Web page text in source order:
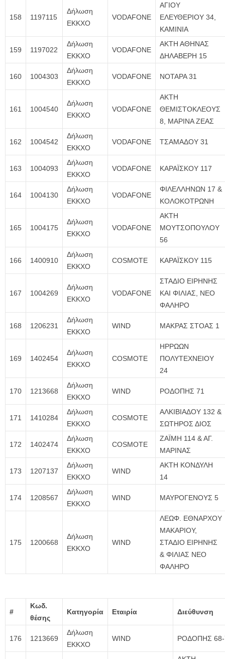
158 1197115
Δήλωση
ΕΚΚΧΟ
VODAFONE
ΑΓΙΟΥ
ΕΛΕΥΘΕΡΙΟΥ 34,
ΚΑΜΙΝΙΑ
159 1197022
Δήλωση
ΕΚΚΧΟ
VODAFONE
ΑΚΤΗ ΑΘΗΝΑΣ
ΔΗΛΑΒΕΡΗ 15
160 1004303
Δήλωση
ΕΚΚΧΟ
VODAFONE ΝΟΤΑΡΑ 31
161 1004540
Δήλωση
ΕΚΚΧΟ
VODAFONE
ΑΚΤΗ
ΘΕΜΙΣΤΟΚΛΕΟΥΣ
8, ΜΑΡΙΝΑ ΖΕΑΣ
162 1004542
Δήλωση
ΕΚΚΧΟ
VODAFONE ΤΣΑΜΑΔΟΥ 31
163 1004093
Δήλωση
ΕΚΚΧΟ
VODAFONE ΚΑΡΑΪΣΚΟΥ 117
164 1004130
Δήλωση
ΕΚΚΧΟ
VODAFONE
ΦΙΛΕΛΛΗΝΩΝ 17 &
ΚΟΛΟΚΟΤΡΩΝΗ
165 1004175
Δήλωση
ΕΚΚΧΟ
VODAFONE
ΑΚΤΗ
ΜΟΥΤΣΟΠΟΥΛΟΥ
56
166 1400910
Δήλωση
ΕΚΚΧΟ
COSMOTE ΚΑΡΑΪΣΚΟΥ 115
167 1004269
Δήλωση
ΕΚΚΧΟ
VODAFONE
ΣΤΑΔΙΟ ΕΙΡΗΝΗΣ
ΚΑΙ ΦΙΛΙΑΣ, ΝΕΟ
ΦΑΛΗΡΟ
168 1206231
Δήλωση
ΕΚΚΧΟ
WIND ΜΑΚΡΑΣ ΣΤΟΑΣ 1
169 1402454
Δήλωση
ΕΚΚΧΟ
COSMOTE
ΗΡΡΩΩΝ
ΠΟΛΥΤΕΧΝΕΙΟΥ
24
170 1213668
Δήλωση
ΕΚΚΧΟ
WIND ΡΟΔΟΠΗΣ 71
171 1410284
Δήλωση
ΕΚΚΧΟ
COSMOTE
ΑΛΚΙΒΙΑΔΟΥ 132 &
ΣΩΤΗΡΟΣ ΔΙΟΣ
172 1402474
Δήλωση
ΕΚΚΧΟ
COSMOTE
ΖΑΪΜΗ 114 & ΑΓ.
ΜΑΡΙΝΑΣ
173 1207137
Δήλωση
ΕΚΚΧΟ
WIND
ΑΚΤΗ ΚΟΝΔΥΛΗ
14
174 1208567
Δήλωση
ΕΚΚΧΟ
WIND ΜΑΥΡΟΓΕΝΟΥΣ 5
175 1200668
Δήλωση
ΕΚΚΧΟ
WIND
ΛΕΩΦ. ΕΘΝΑΡΧΟΥ
ΜΑΚΑΡΙΟΥ,
ΣΤΑΔΙΟ ΕΙΡΗΝΗΣ
& ΦΙΛΙΑΣ ΝΕΟ
ΦΑΛΗΡΟ
#
Κωδ.
θέσης
Κατηγορία Εταιρία Διεύθυνση
176 1213669
Δήλωση
ΕΚΚΧΟ
WIND ΡΟΔΟΠΗΣ 68-